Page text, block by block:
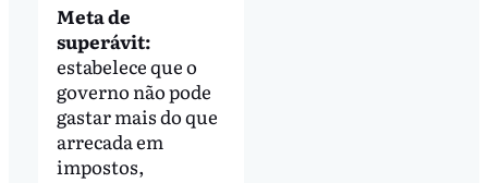
Meta de
superávit:
estabelece que o
governo não pode
gastar mais do que
arrecada em
impostos,